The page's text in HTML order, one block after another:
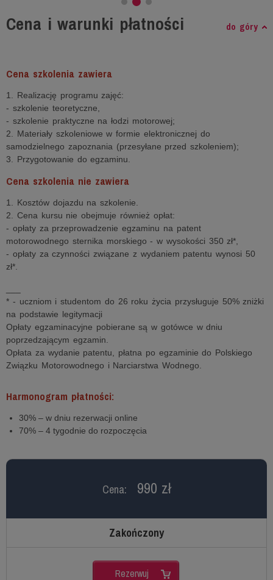
Cena i warunki płatności do góry
Cena szkolenia zawiera
1. Realizację programu zajęć:
- szkolenie teoretyczne,
- szkolenie praktyczne na łodzi motorowej;
2. Materiały szkoleniowe w formie elektronicznej do
samodzielnego zapoznania (przesyłane przed szkoleniem);
3. Przygotowanie do egzaminu.
Cena szkolenia nie zawiera
1. Kosztów dojazdu na szkolenie.
2. Cena kursu nie obejmuje również opłat:
- opłaty za przeprowadzenie egzaminu na patent
motorowodnego sternika morskiego - w wysokości 350 zł*,
- opłaty za czynności związane z wydaniem patentu wynosi 50
zł*.
* - uczniom i studentom do 26 roku życia przysługuje 50% zniżki
na podstawie legitymacji
Opłaty egzaminacyjne pobierane są w gotówce w dniu
poprzedzającym egzamin.
Opłata za wydanie patentu, płatna po egzaminie do Polskiego
Związku Motorowodnego i Narciarstwa Wodnego.
Harmonogram płatności:
30% – w dniu rezerwacji online
70% – 4 tygodnie do rozpoczęcia
Cena: 990 zł
Zakończony
Rezerwuj